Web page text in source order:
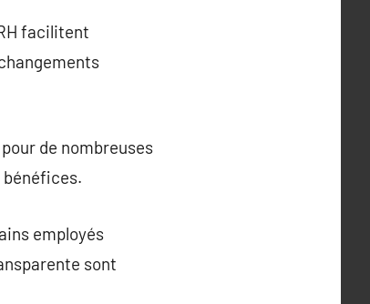
facilitent
de nombreuses
employés
sont